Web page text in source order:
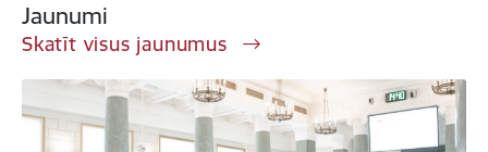
Jaunumi
Skatīt visus jaunumus